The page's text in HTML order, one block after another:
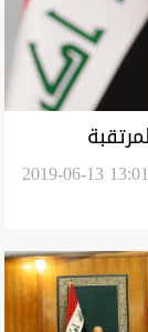
2019-06-13 13:01